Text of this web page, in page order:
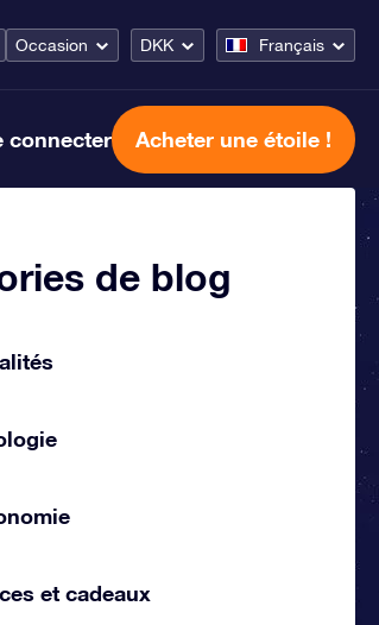
Occasion DKK Français
connecter Acheter une étoile !
de blog
et cadeaux